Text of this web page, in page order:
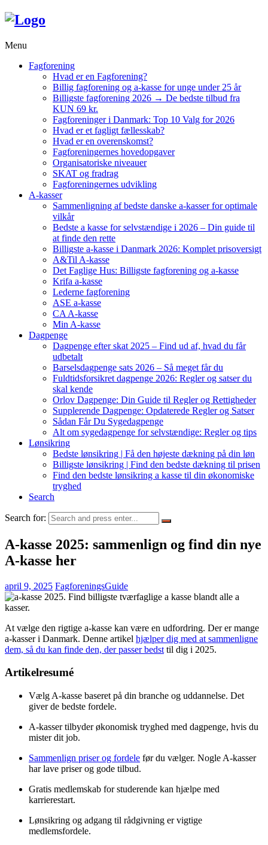
Menu
Fagforening
Hvad er en Fagforening?
Billig fagforening og a-kasse for unge under 25 år
Billigste fagforening 2026 → De bedste tilbud fra
KUN 69 kr.
Fagforeninger i Danmark: Top 10 Valg for 2026
Hvad er et fagligt fællesskab?
Hvad er en overenskomst?
Fagforeningernes hovedopgaver
Organisatoriske niveauer
SKAT og fradrag
Fagforeningernes udvikling
A-kasser
Sammenligning af bedste danske a-kasser for optimale
vilkår
Bedste a kasse for selvstændige i 2026 – Din guide til
at finde den rette
Billigste a-kasse i Danmark 2026: Komplet prisoversigt
A&Til A-kasse
Det Faglige Hus: Billigste fagforening og a-kasse
Krifa a-kasse
Lederne fagforening
ASE a-kasse
CA A-kasse
Min A-kasse
Dagpenge
Dagpenge efter skat 2025 – Find ud af, hvad du får
udbetalt
Barselsdagpenge sats 2026 – Så meget får du
Fuldtidsforsikret dagpenge 2026: Regler og satser du
skal kende
Orlov Dagpenge: Din Guide til Regler og Rettigheder
Supplerende Dagpenge: Opdaterede Regler og Satser
Sådan Får Du Sygedagpenge
Alt om sygedagpenge for selvstændige: Regler og tips
Lønsikring
Bedste lønsikring | Få den højeste dækning på din løn
Billigste lønsikring | Find den bedste dækning til prisen
Find den bedste lønsikring a kasse til din økonomiske
tryghed
Search
Search for:
A-kasse 2025: sammenlign og find din nye
A-kasse her
april 9, 2025 FagforeningsGuide
At vælge den rigtige a-kasse kan være en udfordring. Der er mange
a-kasser i Danmark. Denne artikel hjælper dig med at sammenligne
dem, så du kan finde den, der passer bedst til dig i 2025.
Artikelresumé
Vælg A-kasse baseret på din branche og uddannelse. Det
giver de bedste fordele.
A-kasser tilbyder økonomisk tryghed med dagpenge, hvis du
mister dit job.
Sammenlign priser og fordele før du vælger. Nogle A-kasser
har lave priser og gode tilbud.
Gratis medlemskab for studerende kan hjælpe med
karrierestart.
Lønsikring og adgang til rådgivning er vigtige
medlemsfordele.